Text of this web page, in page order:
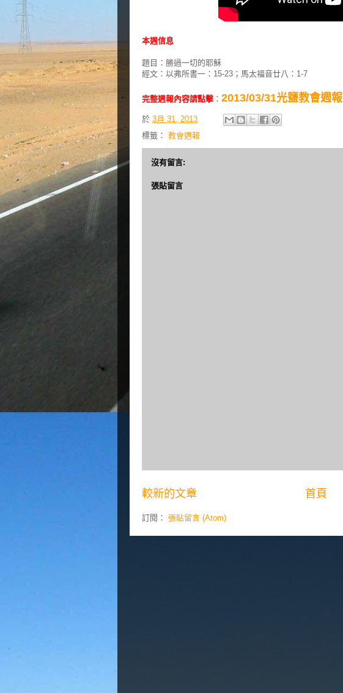
本週信息
題目：勝過一切的耶穌
經文：以弗所書一：15-23；馬太福音廿八：1-7
完整週報內容請點擊： 2013/03/31光鹽教會週報
於 3月 31, 2013
標籤： 教會週報
沒有留言:
張貼留言
較新的文章 首頁
訂閱： 張貼留言 (Atom)